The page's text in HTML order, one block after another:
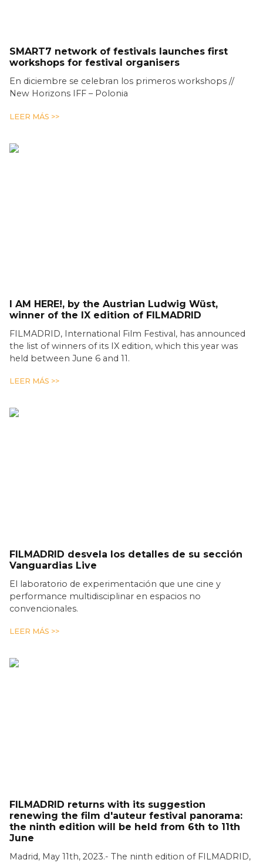
SMART7 network of festivals launches first
workshops for festival organisers
En diciembre se celebran los primeros workshops //
New Horizons IFF – Polonia
LEER MÁS >>
I AM HERE!, by the Austrian Ludwig Wüst,
winner of the IX edition of FILMADRID
FILMADRID, International Film Festival, has announced
the list of winners of its IX edition, which this year was
held between June 6 and 11.
LEER MÁS >>
FILMADRID desvela los detalles de su sección
Vanguardias Live
El laboratorio de experimentación que une cine y
performance multidisciplinar en espacios no
convencionales.
LEER MÁS >>
FILMADRID returns with its suggestion
renewing the film d'auteur festival panorama:
the ninth edition will be held from 6th to 11th
June
Madrid, May 11th, 2023.- The ninth edition of FILMADRID,